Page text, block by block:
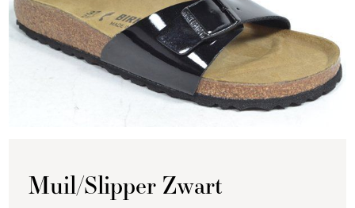
Muil/Slipper Zwart